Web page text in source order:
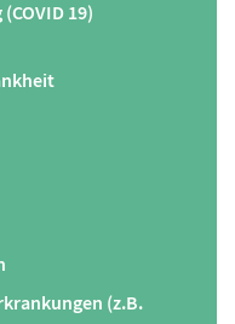
19)
(z.B.